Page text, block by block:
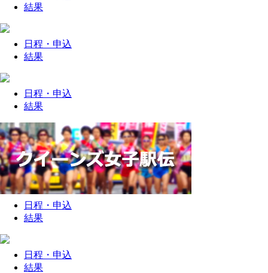
結果
日程・ 申込
結果
日程・ 申込
結果
日程・ 申込
結果
日程・ 申込
結果